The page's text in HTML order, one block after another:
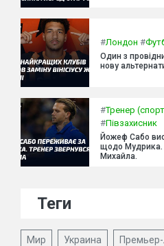
#Лондон #
Один з
нову
#Тренер
#Півзахисник
Йожеф Сабо
щодо Мудрика.
Михайла.
Теги
Мир Украина Премьер-